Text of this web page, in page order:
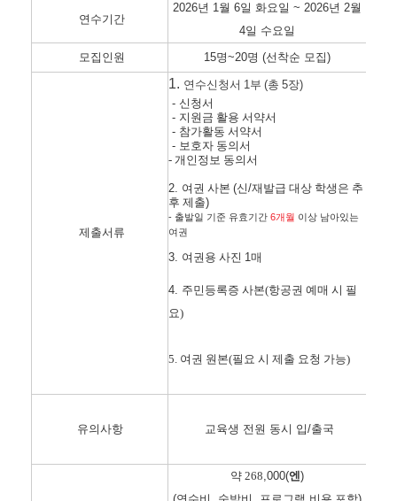
연수기간
2026년 1월 6일 화요일 ~ 2026년 2월
4일 수요일
모집인원
15명~20명 (선착순 모집)
제출서류
1. 연수신청서 1부 (총 5장)
- 신청서
- 지원금 활용 서약서
- 참가활동 서약서
- 보호자 동의서
- 개인정보 동의서
2. 여권 사본 (신/재발급 대상 학생은 추
후 제출)
- 출발일 기준 유효기간 6개월 이상 남아있는
여권
3. 여권용 사진 1매
4. 주민등록증 사본(항공권 예매 시 필
요)
5. 여권 원본(필요 시 제출 요청 가능)
유의사항 교육생 전원 동시 입/출국
약 268,000(엔)